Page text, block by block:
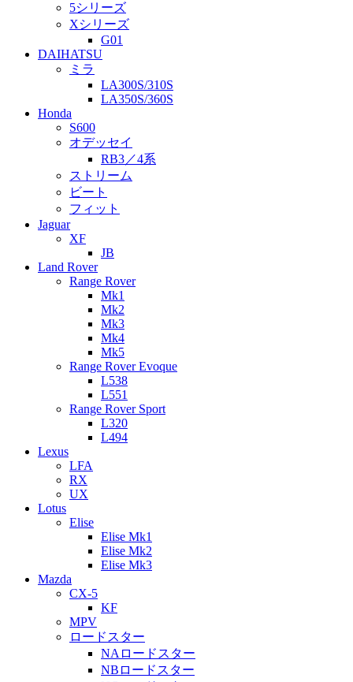
5シリーズ
Xシリーズ
G01
DAIHATSU
ミラ
LA300S/310S
LA350S/360S
Honda
S600
オデッセイ
RB3／4系
ストリーム
ビート
フィット
Jaguar
XF
JB
Land Rover
Range Rover
Mk1
Mk2
Mk3
Mk4
Mk5
Range Rover Evoque
L538
L551
Range Rover Sport
L320
L494
Lexus
LFA
RX
UX
Lotus
Elise
Elise Mk1
Elise Mk2
Elise Mk3
Mazda
CX-5
KF
MPV
ロードスター
NAロードスター
NBロードスター